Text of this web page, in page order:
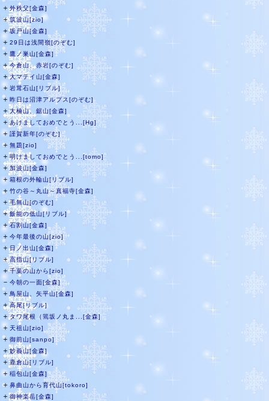
＋外秩父[金森]
＋筑波山[zio]
＋坂戸山[金森]
＋ 29日は浅間嶺[のぞむ]
＋ 鷹ノ巣山[金森]
＋今倉山、赤岩[のぞむ]
＋大マテイ山[金森]
＋ 岩茸石山[リブル]
＋ 昨日は沼津アルプス[のぞむ]
＋大楠山、鋸山[金森]
＋あけましておめでとう...[Hg]
＋ 謹賀新年[のぞむ]
＋ 無題[zio]
＋明けましておめでとう...[tomo]
＋加波山[金森]
＋ 箱根の外輪山[リブル]
＋ 竹の谷～丸山～真福寺[金森]
＋毛無山[のぞむ]
＋飯能の低山[リブル]
＋石割山[金森]
＋ 今年最後の山[zio]
＋日ノ出山[金森]
＋高指山[リブル]
＋千葉の山から[zio]
－ 今朝の一面[金森]
＋ 鳥屋山、矢平山[金森]
＋高尾[リブル]
＋タワ尾根（篶坂ノ丸ま...[金森]
＋ 天祖山[zio]
＋ 御前山[sanpo]
＋妙義山[金森]
＋鹿倉山[リブル]
＋ 稲包山[金森]
＋ 鼻曲山から育代山[tokoro]
＋御神楽岳[金森]